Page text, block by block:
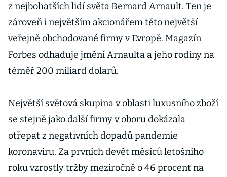
z nejbohatších lidí světa Bernard Arnault. Ten je
zároveň i největším akcionářem této největší
veřejně obchodované firmy v Evropě. Magazín
Forbes odhaduje jmění Arnaulta a jeho rodiny na
téměř 200 miliard dolarů.
Největší světová skupina v oblasti luxusního zboží
se stejně jako další firmy v oboru dokázala
otřepat z negativních dopadů pandemie
koronaviru. Za prvních devět měsíců letošního
roku vzrostly tržby meziročně o 46 procent na